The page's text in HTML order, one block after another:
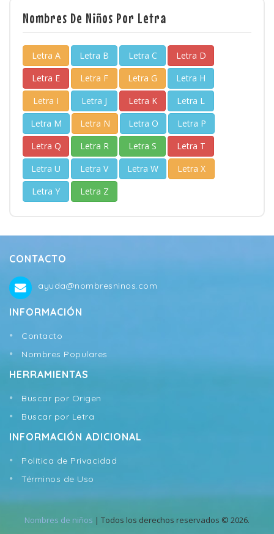
Nombres De Niños Por Letra
Letra A Letra B Letra C
Letra D
Letra E
Letra F Letra G
Letra H
Letra I
Letra J Letra K
Letra L
Letra M
Letra N Letra O
Letra P
Letra Q
Letra R Letra S
Letra T
Letra U
Letra V Letra W
Letra X
Letra Y
Letra Z
CONTACTO
ayuda@nombresninos.com
INFORMACIÓN
Contacto
Nombres Populares
HERRAMIENTAS
Buscar por Origen
Buscar por Letra
INFORMACIÓN ADICIONAL
Política de Privacidad
Términos de Uso
Nombres de niños | Todos los derechos reservados © 2026.